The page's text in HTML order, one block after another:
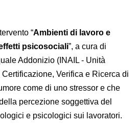
(Ambiente Lavoro,
“Ambienti di lavoro e
psicosociali”, a cura di
Addonizio (INAIL - Unità
Certificazione, Verifica e
del rumore come di uno
l'importanza della percezione